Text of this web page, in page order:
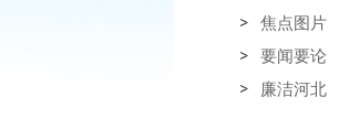
焦点图片
要闻要论
廉洁河北